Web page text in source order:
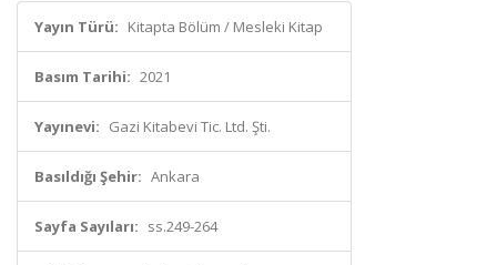
Yayın Türü: Kitapta Bölüm / Mesleki Kitap
Basım Tarihi: 2021
Yayınevi: Gazi Kitabevi Tic. Ltd. Şti.
Basıldığı Şehir: Ankara
Sayfa Sayıları: ss.249-264